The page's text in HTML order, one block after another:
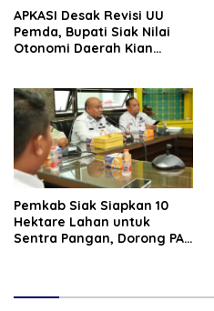
APKASI Desak Revisi UU
Pemda, Bupati Siak Nilai
Otonomi Daerah Kian
Pemkab Siak Siapkan 10
Hektare Lahan untuk
Sentra Pangan, Dorong PAD